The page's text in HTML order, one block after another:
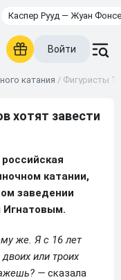
Каспер Рууд — Жуан
Войти
катания / Фигуристы
хотят завести
катании,
заведении
Игнатовым.
же. Я с 16 лет
или троих
— сказала